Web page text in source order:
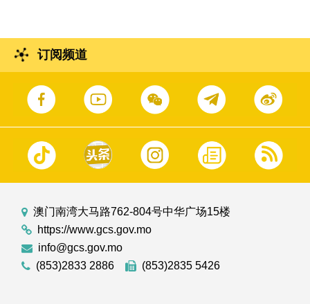
订阅频道
澳门南湾大马路762-804号中华广场15楼
https://www.gcs.gov.mo
info@gcs.gov.mo
(853)2833 2886
(853)2835 5426